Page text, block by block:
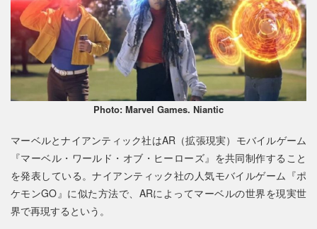
Photo: Marvel Games. Niantic
マーベルとナイアンティック社はAR（拡張現実）モバイルゲーム
『マーベル・ワールド・オブ・ヒーローズ』を共同制作すること
を発表している。ナイアンティック社の人気モバイルゲーム『ポ
ケモンGO』に似た方法で、ARによってマーベルの世界を現実世
界で再現するという。